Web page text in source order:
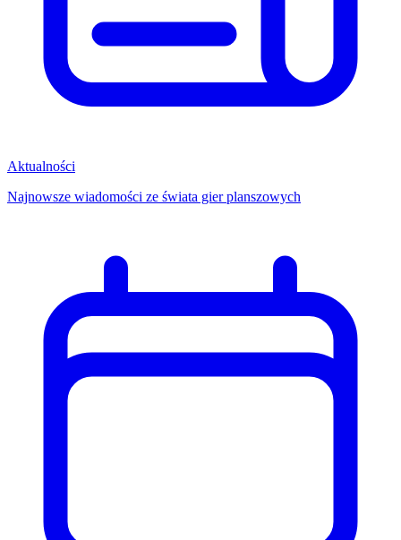
Aktualności
Najnowsze wiadomości ze świata gier planszowych